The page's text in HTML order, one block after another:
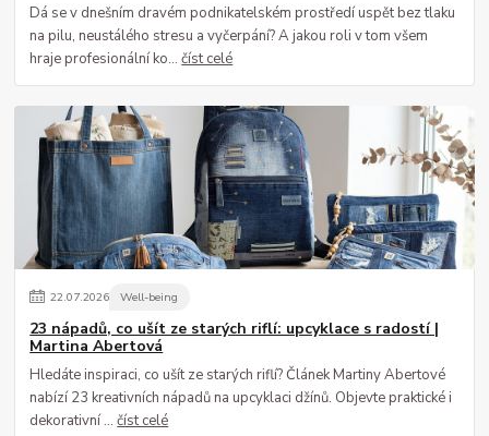
Dá se v dnešním dravém podnikatelském prostředí uspět bez tlaku
na pilu, neustálého stresu a vyčerpání? A jakou roli v tom všem
hraje profesionální ko...číst celé
22.07.2026 Well-being
23 nápadů, co ušít ze starých riflí: upcyklace s radostí |
Martina Abertová
Hledáte inspiraci, co ušít ze starých riflí? Článek Martiny Abertové
nabízí 23 kreativních nápadů na upcyklaci džínů. Objevte praktické i
dekorativní ...číst celé